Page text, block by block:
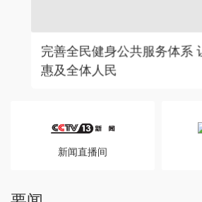
完善全民健身公共服务体系
惠及全体人民
新闻直播间